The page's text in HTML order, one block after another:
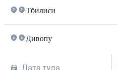
Тбилиси
Дивопу
Дата туда